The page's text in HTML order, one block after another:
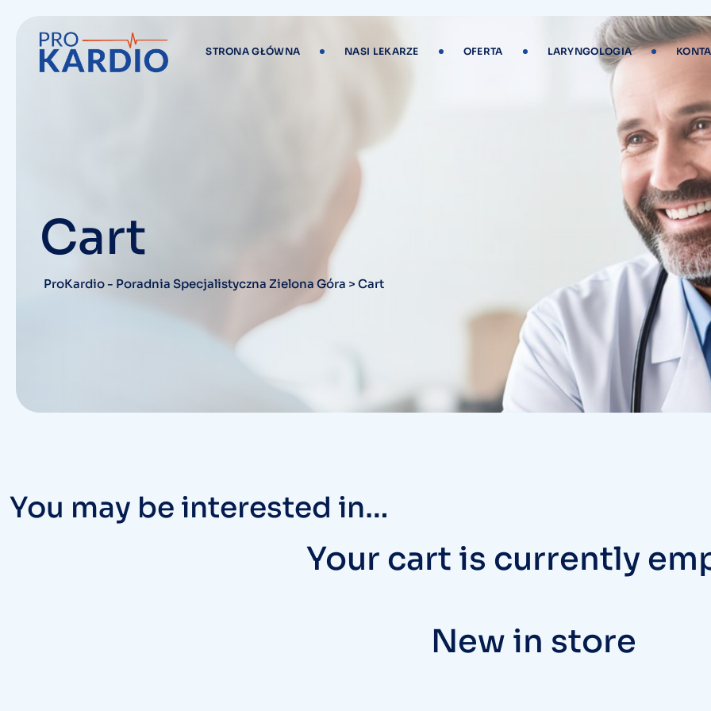
content
STRONA GŁÓWNA NASI LEKARZE OFERTA LARYNGOLOGIA
Cart
ProKardio - Poradnia Specjalistyczna Zielona Góra > Cart
You may be interested in…
Your cart is currently
New in store